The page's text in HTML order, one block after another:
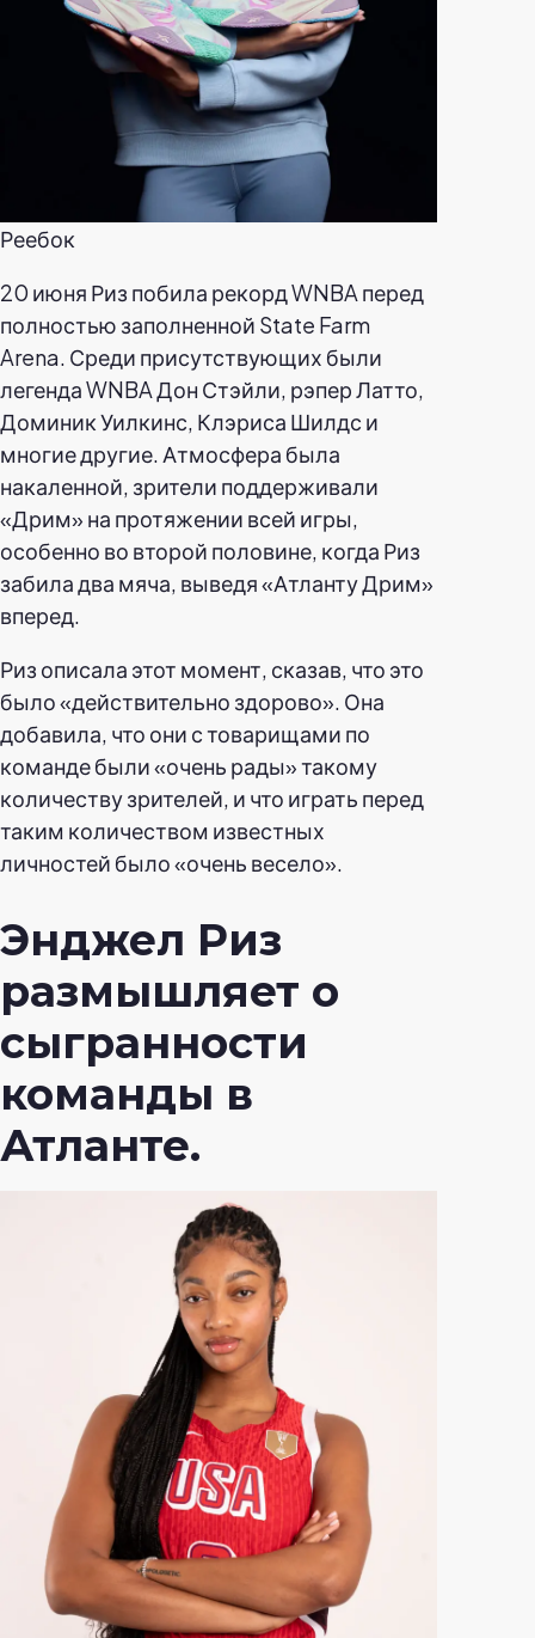
Реебок
20 июня Риз побила рекорд WNBA перед
полностью заполненной State Farm
Arena. Среди присутствующих были
легенда WNBA Дон Стэйли, рэпер Латто,
Доминик Уилкинс, Клэриса Шилдс и
многие другие. Атмосфера была
накаленной, зрители поддерживали
«Дрим» на протяжении всей игры,
особенно во второй половине, когда Риз
забила два мяча, выведя «Атланту Дрим»
вперед.
Риз описала этот момент, сказав, что это
было «действительно здорово». Она
добавила, что они с товарищами по
команде были «очень рады» такому
количеству зрителей, и что играть перед
таким количеством известных
личностей было «очень весело».
Энджел Риз
размышляет о
сыгранности
команды в
Атланте.